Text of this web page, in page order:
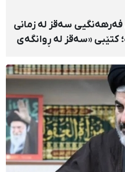
سەقز لە زمانی
کتێبی «سەقز لە ڕوانگەی